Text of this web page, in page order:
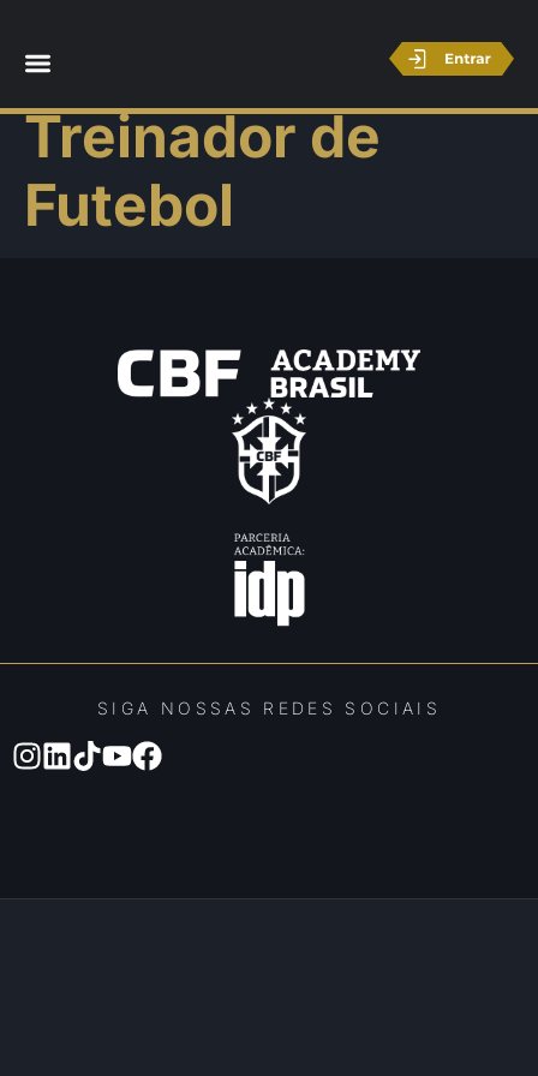
Licença A –
Treinador de
Futebol
SIGA NOSSAS REDES SOCIAIS